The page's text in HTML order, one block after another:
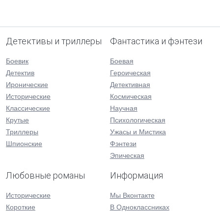
Детективы и триллеры
Боевик
Детектив
Иронические
Исторические
Классические
Крутые
Триллеры
Шпионские
Фантастика и фэнтези
Боевая
Героическая
Детективная
Космическая
Научная
Психологическая
Ужасы и Мистика
Фэнтези
Эпическая
Любовные романы
Исторические
Короткие
Информация
Мы Вконтакте
В Одноклассниках